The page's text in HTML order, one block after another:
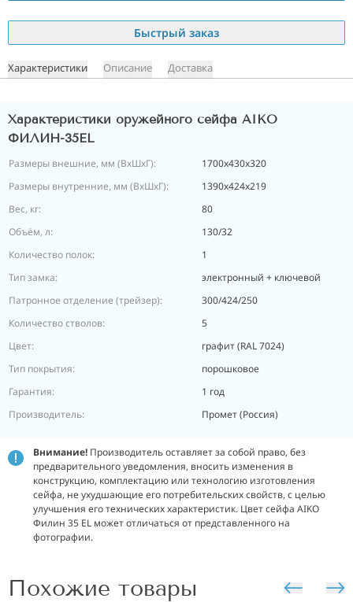
Быстрый заказ
Характеристики Описание Доставка
Характеристики оружейного сейфа AIKO
ФИЛИН-35EL
Размеры внешние, мм (ВхШхГ):
1700x430x320
Размеры внутренние, мм (ВхШхГ):
1390x424x219
Вес, кг:
80
Объём, л:
130/32
Количество полок:
1
Тип замка:
электронный + ключевой
Патронное отделение (трейзер):
300/424/250
Количество стволов:
5
Цвет:
графит (RAL 7024)
Тип покрытия:
порошковое
Гарантия:
1 год
Производитель:
Промет (Россия)
Внимание! Производитель оставляет за собой право, без
предварительного уведомления, вносить изменения в
конструкцию, комплектацию или технологию изготовления
сейфа, не ухудшающие его потребительских свойств, с целью
улучшения его технических характеристик. Цвет сейфа AIKO
Филин 35 EL может отличаться от представленного на
фотографии.
Похожие товары